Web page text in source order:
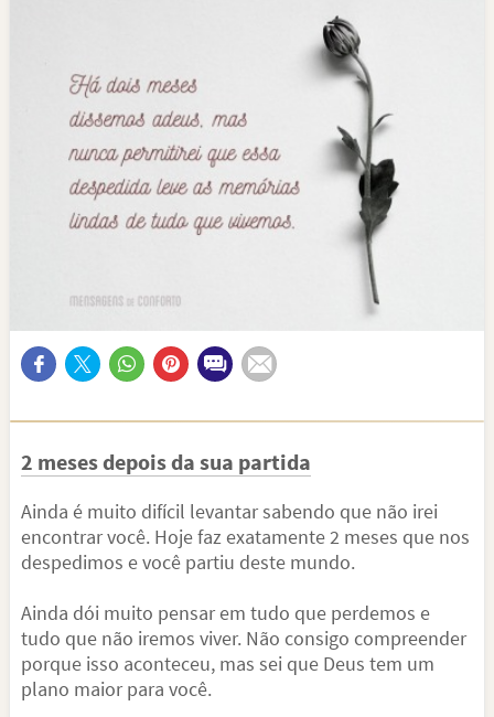
2 meses depois da sua partida
Ainda é muito difícil levantar sabendo que não irei
encontrar você. Hoje faz exatamente 2 meses que nos
despedimos e você partiu deste mundo.
Ainda dói muito pensar em tudo que perdemos e
tudo que não iremos viver. Não consigo compreender
porque isso aconteceu, mas sei que Deus tem um
plano maior para você.